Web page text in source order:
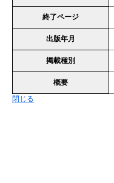
終了ページ
出版年月
掲載種別
概要
閉じる